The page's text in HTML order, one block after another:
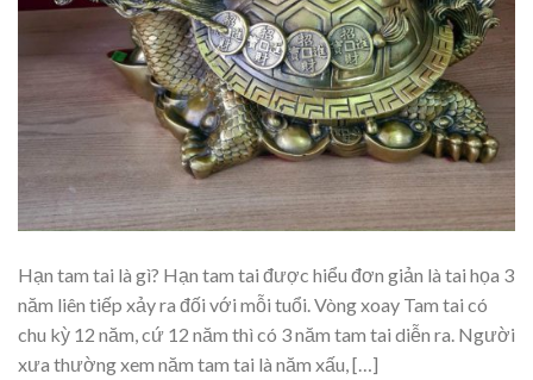
Hạn tam tai là gì? Hạn tam tai được hiểu đơn giản là tai họa 3
năm liên tiếp xảy ra đối với mỗi tuổi. Vòng xoay Tam tai có
chu kỳ 12 năm, cứ 12 năm thì có 3 năm tam tai diễn ra. Người
xưa thường xem năm tam tai là năm xấu, […]